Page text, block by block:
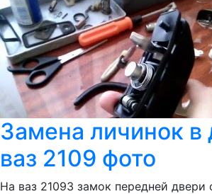
Замена личинок в
ваз 2109 фото
На ваз 21093 замок передней двери